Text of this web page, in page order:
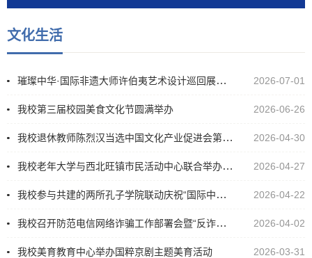
文化生活
璀璨中华·国际非遗大师许伯夷艺术设计巡回展走进我校 2026-07-01
我校第三届校园美食文化节圆满举办 2026-06-26
我校退休教师陈烈汉当选中国文化产业促进会第四届会员大会副会长 2026-04-30
我校老年大学与西北旺镇市民活动中心联合举办4·23世界读书日公益诵读活动 2026-04-27
我校参与共建的两所孔子学院联动庆祝“国际中文日” 2026-04-22
我校召开防范电信网络诈骗工作部署会暨“反诈同心·创意同行”反诈短视频大赛颁奖典礼 2026-04-02
我校美育教育中心举办国粹京剧主题美育活动 2026-03-31